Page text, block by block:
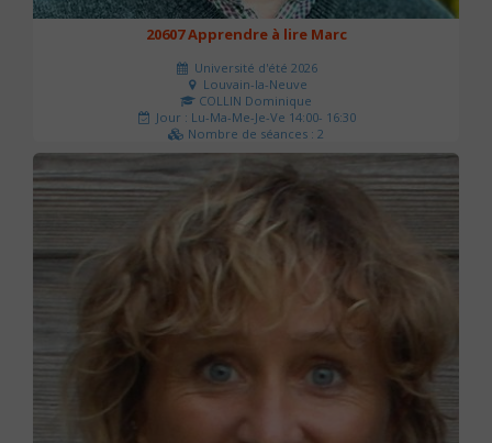
20607 Apprendre à lire Marc
Université d'été 2026
Louvain-la-Neuve
COLLIN Dominique
Jour : Lu-Ma-Me-Je-Ve 14:00- 16:30
Nombre de séances : 2
51 €